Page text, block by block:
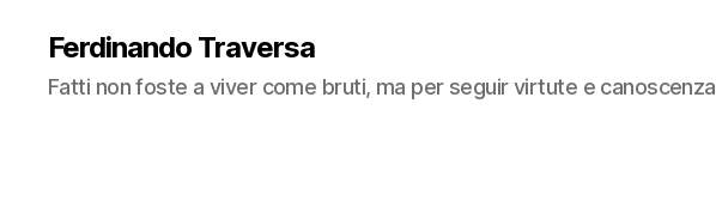
Ferdinando Traversa
Fatti non foste a viver come bruti, ma per seguir virtute e canoscenza